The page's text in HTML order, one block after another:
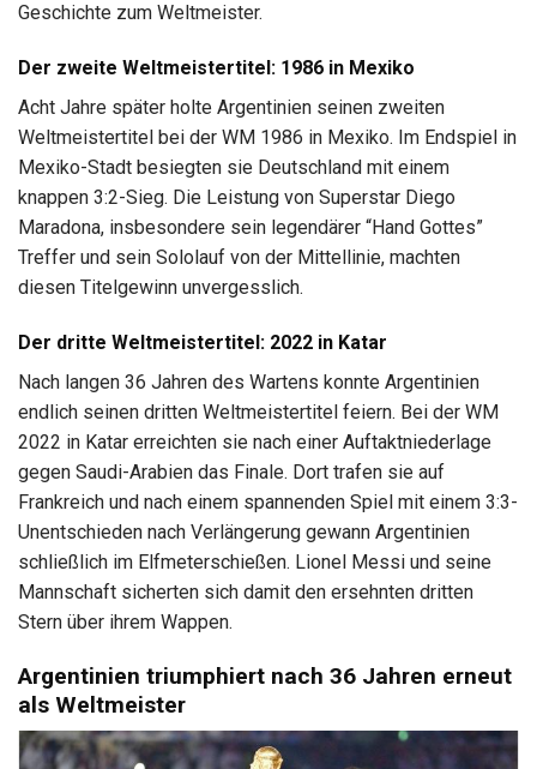
Geschichte zum Weltmeister.
Der zweite Weltmeistertitel: 1986 in Mexiko
Acht Jahre später holte Argentinien seinen zweiten
Weltmeistertitel bei der WM 1986 in Mexiko. Im Endspiel in
Mexiko-Stadt besiegten sie Deutschland mit einem
knappen 3:2-Sieg. Die Leistung von Superstar Diego
Maradona, insbesondere sein legendärer “Hand Gottes”
Treffer und sein Sololauf von der Mittellinie, machten
diesen Titelgewinn unvergesslich.
Der dritte Weltmeistertitel: 2022 in Katar
Nach langen 36 Jahren des Wartens konnte Argentinien
endlich seinen dritten Weltmeistertitel feiern. Bei der WM
2022 in Katar erreichten sie nach einer Auftaktniederlage
gegen Saudi-Arabien das Finale. Dort trafen sie auf
Frankreich und nach einem spannenden Spiel mit einem 3:3-
Unentschieden nach Verlängerung gewann Argentinien
schließlich im Elfmeterschießen. Lionel Messi und seine
Mannschaft sicherten sich damit den ersehnten dritten
Stern über ihrem Wappen.
Argentinien triumphiert nach 36 Jahren erneut
als Weltmeister